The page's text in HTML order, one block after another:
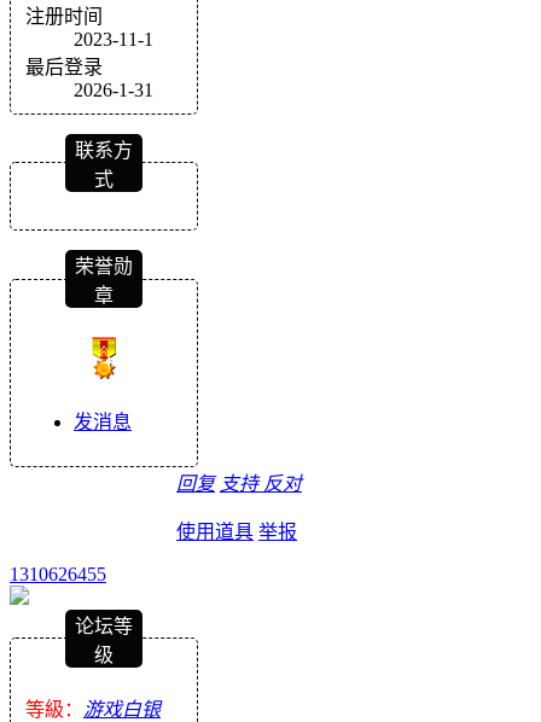
注册时间
2023-11-1
最后登录
2026-1-31
联系方
式
荣誉勋
章
发消息
回复 支持 反对
使用道具 举报
1310626455
论坛等
级
等級： 游戏白银